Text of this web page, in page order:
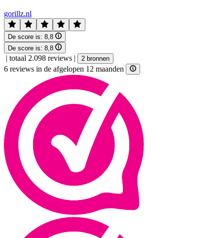
gorillz.nl
De score is: 8,8
De score is: 8,8
| totaal 2.098 reviews | 2 bronnen
6 reviews in de afgelopen 12 maanden